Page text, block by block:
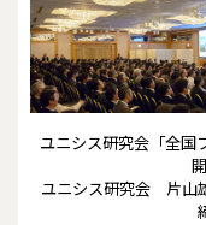
ユニシス研究会「全国
ユニシス研究会 片山